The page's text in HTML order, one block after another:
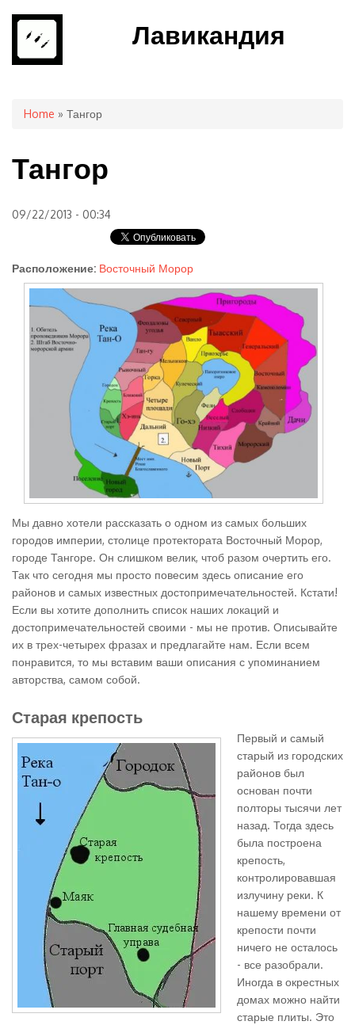
Лавикандия
You are here
Home » Тангор
Тангор
09/22/2013 - 00:34
Расположение: Восточный Морор
Мы давно хотели рассказать о одном из самых больших
городов империи, столице протектората Восточный Морор,
городе Тангоре. Он слишком велик, чтоб разом очертить его.
Так что сегодня мы просто повесим здесь описание его
районов и самых известных достопримечательностей. Кстати!
Если вы хотите дополнить список наших локаций и
достопримечательностей своими - мы не против. Описывайте
их в трех-четырех фразах и предлагайте нам. Если всем
понравится, то мы вставим ваши описания с упоминанием
авторства, самом собой.
Старая крепость
Первый и самый
старый из городских
районов был
основан почти
полторы тысячи лет
назад. Тогда здесь
была построена
крепость,
контролировавшая
излучину реки. К
нашему времени от
крепости почти
ничего не осталось
- все разобрали.
Иногда в окрестных
домах можно найти
старые плиты. Это